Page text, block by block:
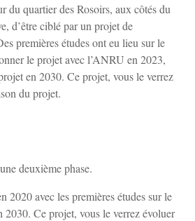
Salves
du quartier des Rosoirs, aux côtés du
d’être ciblé par un projet de
premières études ont eu lieu sur le
le projet avec l’ANRU en 2023,
en 2030. Ce projet, vous le verrez
du projet.
deuxième phase.
2020 avec les premières études sur le
2030. Ce projet, vous le verrez évoluer